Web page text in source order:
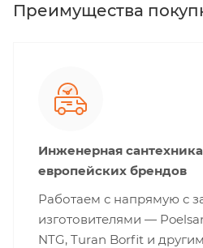
Преимущества
Инженерная
европейских брендов
Работаем с напрямую с
изготовителями —
NTG, Turan Borfit и